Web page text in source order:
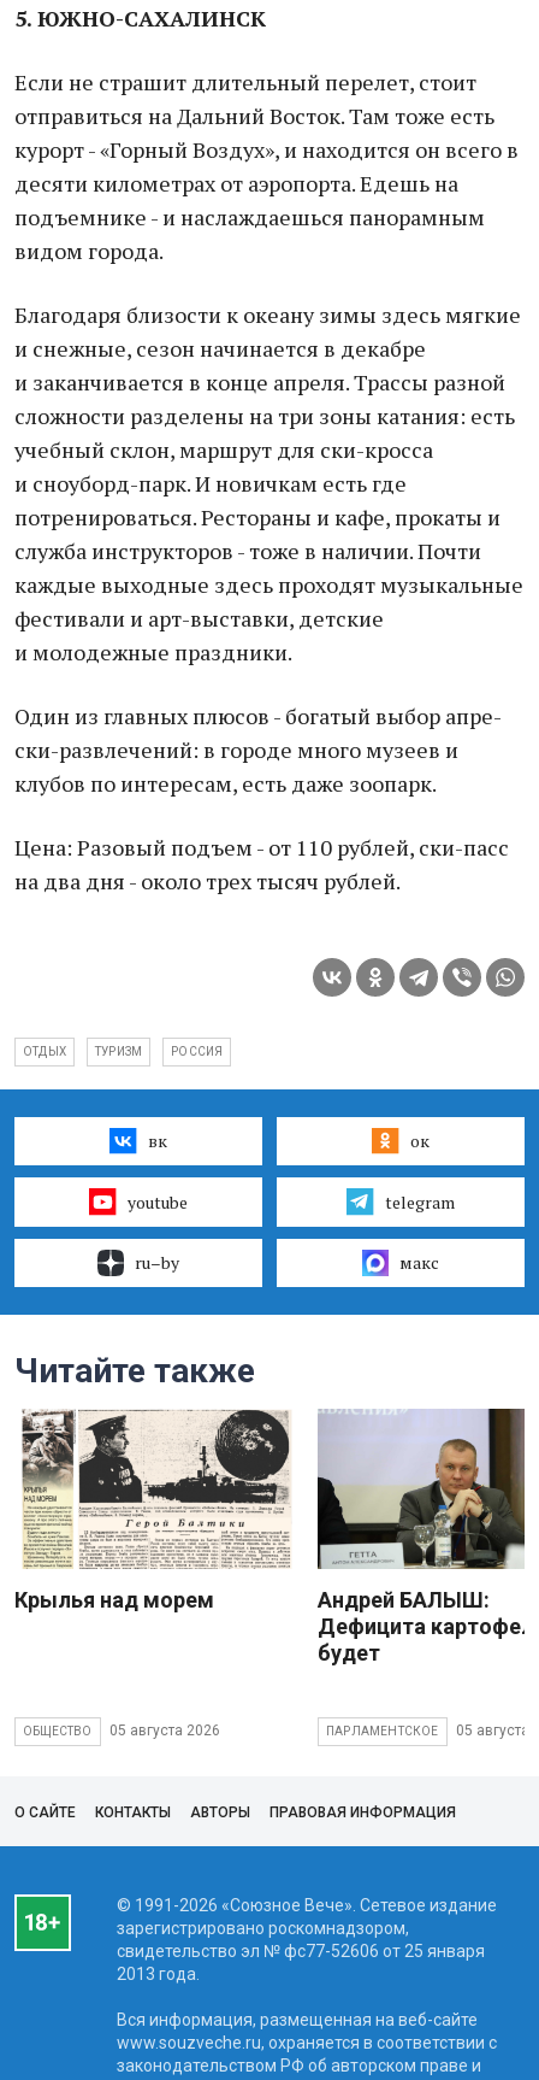
5. ЮЖНО-САХАЛИНСК
Если не страшит длительный перелет, стоит
отправиться на Дальний Восток. Там тоже есть
курорт - «Горный Воздух», и находится он всего в
десяти километрах от аэропорта. Едешь на
подъемнике - и наслаждаешься панорамным
видом города.
Благодаря близости к океану зимы здесь мягкие
и снежные, сезон начинается в декабре
и заканчивается в конце апреля. Трассы разной
сложности разделены на три зоны катания: есть
учебный склон, маршрут для ски-кросса
и сноуборд-парк. И новичкам есть где
потренироваться. Рестораны и кафе, прокаты и
служба инструкторов - тоже в наличии. Почти
каждые выходные здесь проходят музыкальные
фестивали и арт-выставки, детские
и молодежные праздники.
Один из главных плюсов - богатый выбор апре-
ски-развлечений: в городе много музеев и
клубов по интересам, есть даже зоопарк.
Цена: Разовый подъем - от 110 рублей, ски-пасс
на два дня - около трех тысяч рублей.
ОТДЫХ ТУРИЗМ РОССИЯ
вк ок
youtube telegram
ru–by макс
Читайте также
Крылья над морем
ОБЩЕСТВО 05 августа 2026
Андрей БАЛЫШ:
Дефицита
будет
ПАРЛАМЕНТСКОЕ 05 августа
О САЙТЕ КОНТАКТЫ АВТОРЫ ПРАВОВАЯ ИНФОРМАЦИЯ
© 1991-2026 «Союзное Вече». Сетевое издание
зарегистрировано роскомнадзором,
свидетельство эл № фc77-52606 от 25 января
2013 года.
Вся информация, размещенная на веб-сайте
www.souzveche.ru, охраняется в соответствии с
законодательством РФ об авторском праве и